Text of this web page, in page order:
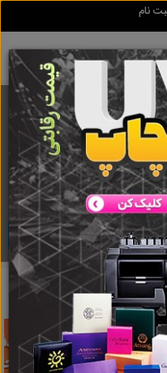
نام
تبلیغ شو
اینترنتی
برچسبتئاتر کمدی